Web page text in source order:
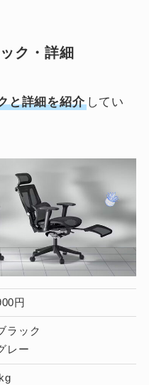
ク・詳細
と詳細を紹介してい
円
ラック
レー